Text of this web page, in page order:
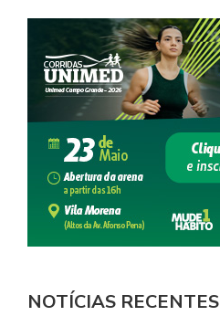
NOTÍCIAS RECENTES